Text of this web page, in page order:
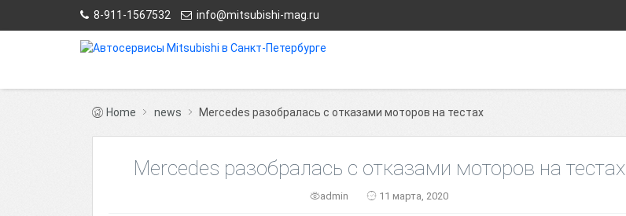
8-911-1567532 info@mitsubishi-mag.ru
Home news Mercedes разобралась с отказами моторов на тестах
Mercedes разобралась с отказами моторов на тестах
admin 11 марта, 2020